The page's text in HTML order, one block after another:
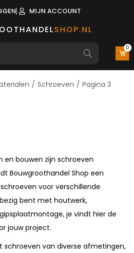
SHOP.NL
MIJN ACCOUNT
0
/ Schroeven / Pagina 3
en bouwen zijn schroeven
Bouwgroothandel Shop een
voor verschillende
bent met houtwerk,
je vindt hier de
jouw project.
schroeven van diverse afmetingen,